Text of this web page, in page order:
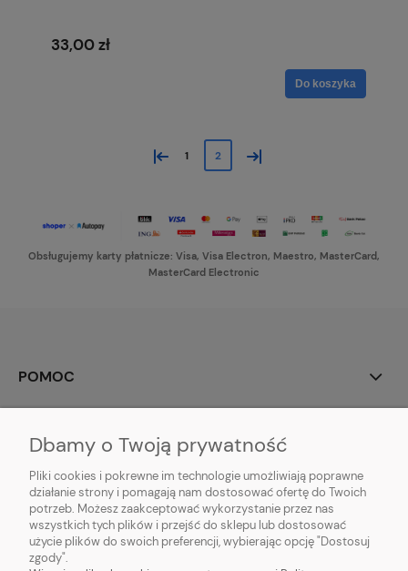
33,00 zł
Do koszyka
« 1 2 »
Obsługujemy karty płatnicze: Visa, Visa Electron, Maestro, MasterCard,
MasterCard Electronic
POMOC
PŁATNOŚCI I DOSTAWA
INFORMACJE
O NAS
Dbamy o Twoją prywatność
Pliki cookies i pokrewne im technologie umożliwiają poprawne
działanie strony i pomagają nam dostosować ofertę do Twoich
potrzeb. Możesz zaakceptować wykorzystanie przez nas
wszystkich tych plików i przejść do sklepu lub dostosować
użycie plików do swoich preferencji, wybierając opcję "Dostosuj
zgody".